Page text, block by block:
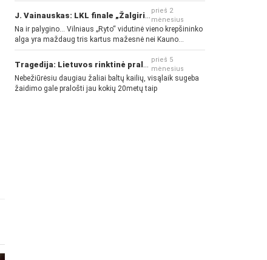
prieš 2
mėnesius
Na ir palygino... Vilniaus „Ryto“ vidutinė vieno krepšininko
alga yra maždaug tris kartus mažesnė nei Kauno
„Žalgirio“... Mokama už sugebėjimus... Nėra pinigų - nėra
gerų žaidėjų...
prieš 5
mėnesius
Nebežiūrėsiu daugiau žaliai baltų kailių, visąlaik sugeba
žaidimo gale pralošti jau kokių 20metų taip